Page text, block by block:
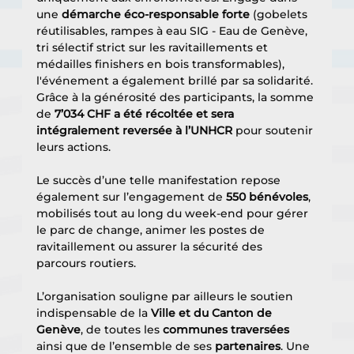
une démarche éco-responsable forte (gobelets
réutilisables, rampes à eau SIG - Eau de Genève,
tri sélectif strict sur les ravitaillements et
médailles finishers en bois transformables),
l'événement a également brillé par sa solidarité.
Grâce à la générosité des participants, la somme
de 7’034 CHF a été récoltée et sera
intégralement reversée à l’UNHCR pour soutenir
leurs actions.
Le succès d’une telle manifestation repose
également sur l’engagement de 550 bénévoles,
mobilisés tout au long du week-end pour gérer
le parc de change, animer les postes de
ravitaillement ou assurer la sécurité des
parcours routiers.
L’organisation souligne par ailleurs le soutien
indispensable de la Ville et du Canton de
Genève, de toutes les communes traversées
ainsi que de l’ensemble de ses partenaires. Une